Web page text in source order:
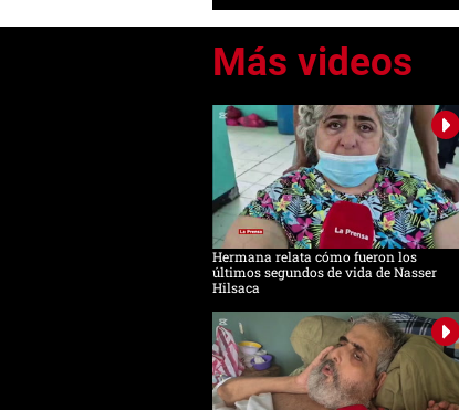
0
seconds
of
0
secondsVolume
Hermana relata cómo fueron los
últimos segundos de vida de Nasser
Hilsaca